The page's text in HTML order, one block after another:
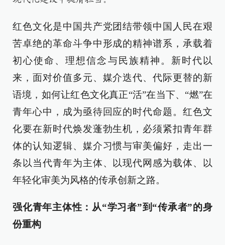
红色文化是中国共产党团结带领中国人民在艰
苦卓绝的革命斗争中形成的精神谱系，承载着
初心使命、理想信念与民族精神。新时代以
来，面对价值多元、媒介迭代、代际更替的新
语境，如何让红色文化真正“活”在当下、“燃”在
青年心中，成为亟待回应的时代命题。红色文
化要在新时代焕发蓬勃生机，必须紧扣青年群
体的认知逻辑、媒介习惯与审美偏好，走出一
条以当代青年为主体、以现代网感为载体、以
年轻化审美为风格的传承创新之路。
强化青年主体性：从“学习者”到“传承者”的身
份重构